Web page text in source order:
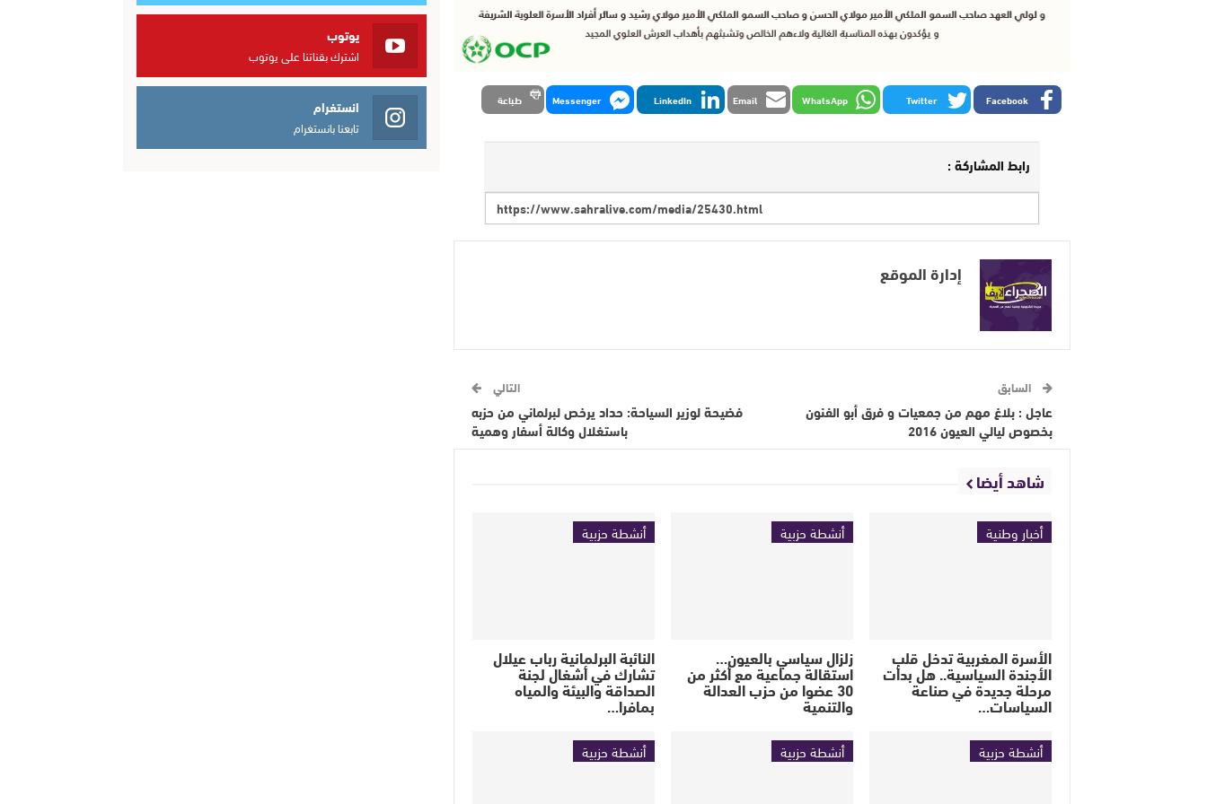
Facebook
Twitter
WhatsApp
Email
LinkedIn
Messenger طباعة
رابط المشاركة :
إدارة الموقع
السابق
عاجل : بلاغ مهم من جمعيات و فرق أبو الفنون
بخصوص ليالي العيون 2016
التالي
فضيحة لوزير السياحة: حداد يرخص لبرلماني من حزبه
باستغلال وكالة أسفار وهمية
شاهد أيضا
أخبار وطنية
الأسرة المغربية تدخل قلب
الأجندة السياسية.. هل بدأت
مرحلة جديدة في صناعة
السياسات…
أنشطة حزبية
زلزال سياسي بالعيون…
استقالة جماعية مع أكثر من
30 عضوا من حزب العدالة
والتنمية
أنشطة حزبية
النائبة البرلمانية رباب عيلال
تشارك في أشغال لجنة
الصداقة والبيئة والمياه
بمافرا…
أنشطة حزبية أنشطة حزبية أنشطة حزبية
يوتوب
اشترك بقناتنا على يوتوب
انستغرام
تابعنا بانستغرام